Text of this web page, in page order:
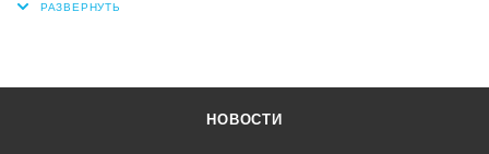
НОВОСТИ